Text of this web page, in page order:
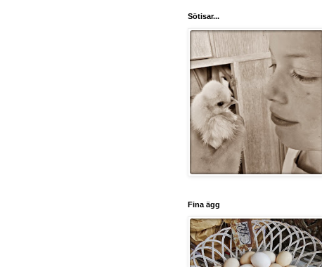
Sötisar...
Fina ägg